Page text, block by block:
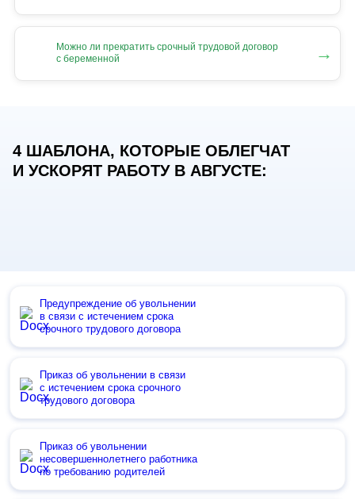
Можно ли прекратить срочный трудовой договор
с беременной
→
4 ШАБЛОНА, КОТОРЫЕ ОБЛЕГЧАТ
И УСКОРЯТ РАБОТУ В АВГУСТЕ:
Предупреждение об увольнении
в связи с истечением срока
срочного трудового договора
Приказ об увольнении в связи
с истечением срока срочного
трудового договора
Приказ об увольнении
несовершеннолетнего работника
по требованию родителей